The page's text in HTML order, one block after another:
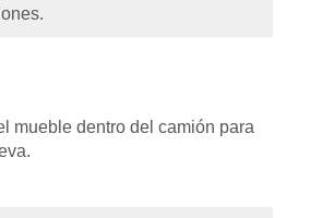
mueble dentro del camión para